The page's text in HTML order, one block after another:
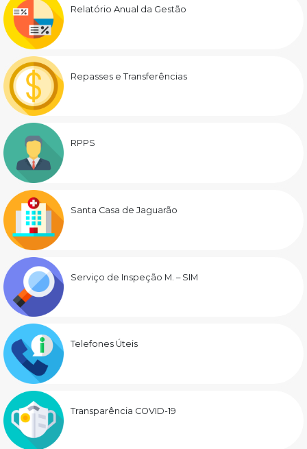
Relatório Anual da Gestão
Repasses e Transferências
RPPS
Santa Casa de Jaguarão
Serviço de Inspeção M. – SIM
Telefones Úteis
Transparência COVID-19